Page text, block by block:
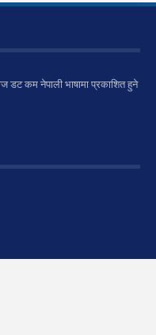
डट कम नेपाली भाषामा प्रकाशित हुने